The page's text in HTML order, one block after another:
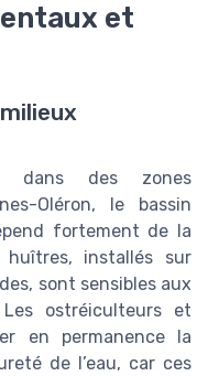
et
dans des zones
Oléron, le bassin
fortement de la
installés sur
sont sensibles aux
Les ostréiculteurs et
en permanence la
de l’eau, car ces